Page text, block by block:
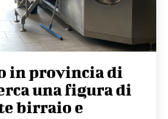
in provincia di
una figura di
birraio e